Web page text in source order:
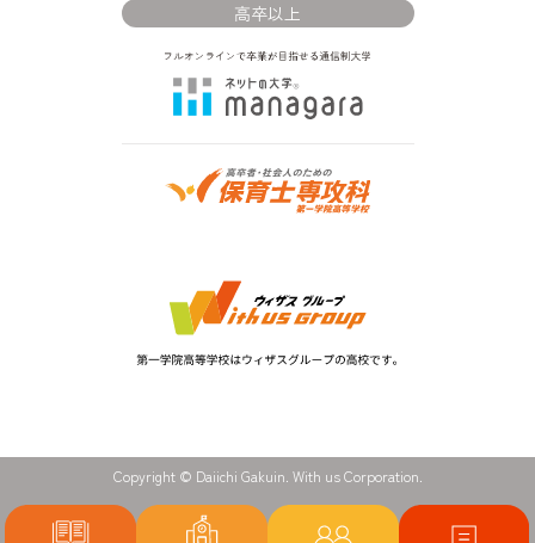
高卒以上
Copyright © Daiichi Gakuin. With us Corporation.